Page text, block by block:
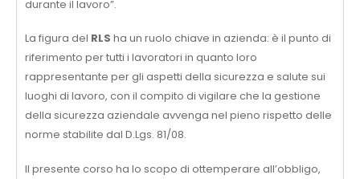
durante il lavoro”.
La figura del RLS ha un ruolo chiave in azienda: è il punto di
riferimento per tutti i lavoratori in quanto loro
rappresentante per gli aspetti della sicurezza e salute sui
luoghi di lavoro, con il compito di vigilare che la gestione
della sicurezza aziendale avvenga nel pieno rispetto delle
norme stabilite dal D.Lgs. 81/08.
Il presente corso ha lo scopo di ottemperare all’obbligo,